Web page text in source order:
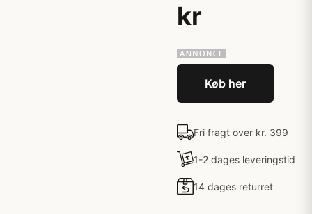
kr
Køb her
Fri fragt over kr. 399
1-2 dages leveringstid
14 dages returret